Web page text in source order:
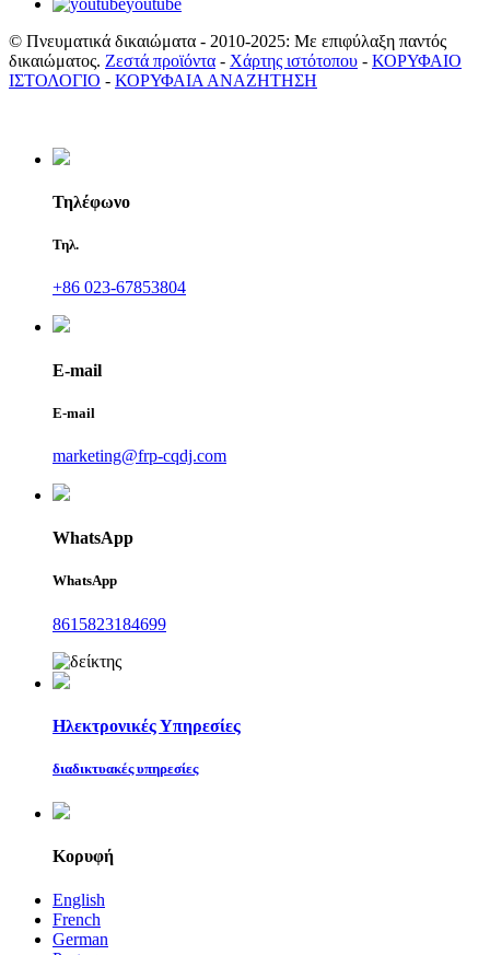
© Πνευματικά δικαιώματα - 2010-2025: Με επιφύλαξη παντός
δικαιώματος. Ζεστά προϊόντα - Χάρτης ιστότοπου - ΚΟΡΥΦΑΙΟ
ΙΣΤΟΛΟΓΙΟ - ΚΟΡΥΦΑΙΑ ΑΝΑΖΗΤΗΣΗ
Τηλέφωνο
Τηλ.
+86 023-67853804
E-mail
E-mail
marketing@frp-cqdj.com
WhatsApp
WhatsApp
8615823184699
Ηλεκτρονικές Υπηρεσίες
διαδικτυακές υπηρεσίες
Κορυφή
English
French
German